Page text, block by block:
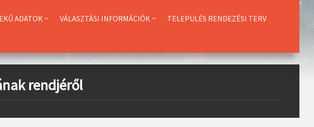
ADATOK VÁLASZTÁSI INFORMÁCIÓK TELEPÜLÉS RENDEZÉSI TERV
rendjéről